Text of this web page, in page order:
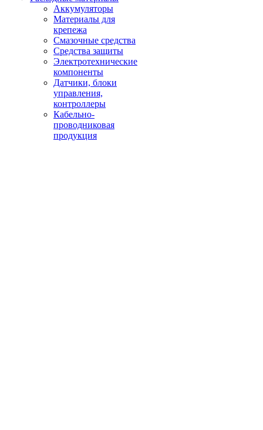
Аккумуляторы
Материалы для
крепежа
Смазочные средства
Средства защиты
Электротехнические
компоненты
Датчики, блоки
управления,
контроллеры
Кабельно-
проводниковая
продукция